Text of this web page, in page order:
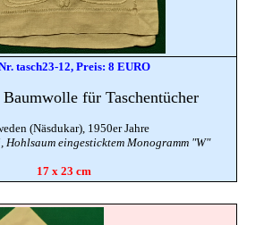
tasch23-12, Preis: 8 EURO
Baumwolle für Taschentücher
(Näsdukar), 1950er Jahre
Hohlsaum eingesticktem Monogramm "W"
17 x 23 cm